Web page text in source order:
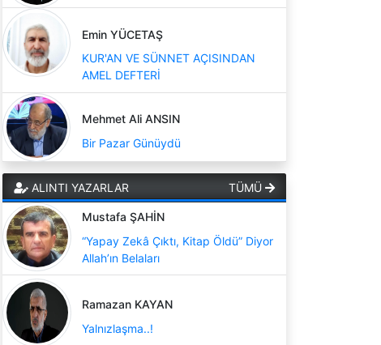
Emin YÜCETAŞ
KUR'AN VE SÜNNET AÇISINDAN
AMEL DEFTERİ
Mehmet Ali ANSIN
Bir Pazar Günüydü
ALINTI YAZARLAR TÜMÜ
Mustafa ŞAHİN
“Yapay Zekâ Çıktı, Kitap Öldü” Diyor
Allah’ın Belaları
Ramazan KAYAN
Yalnızlaşma..!